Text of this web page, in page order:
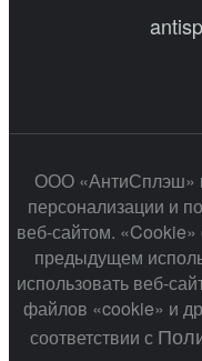
ООО «АнтиСплэш»
персонализации и
веб-сайтом.
предыдущем
использовать веб-
файлов «cookie» и
соответствии с